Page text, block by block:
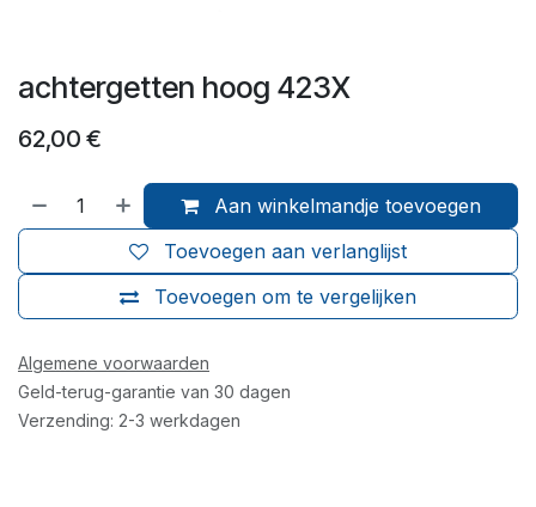
achtergetten hoog 423X
62,00 €
Aan winkelmandje toevoegen
Toevoegen om te vergelijken
Toevoegen aan verlanglijst
Algemene voorwaarden
Geld-terug-garantie van 30 dagen
Verzending: 2-3 werkdagen